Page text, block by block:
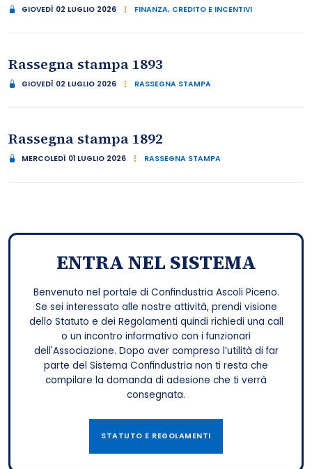
GIOVEDÌ 02 LUGLIO 2026 FINANZA, CREDITO E INCENTIVI
Rassegna stampa 1893
GIOVEDÌ 02 LUGLIO 2026 RASSEGNA STAMPA
Rassegna stampa 1892
MERCOLEDÌ 01 LUGLIO 2026 RASSEGNA STAMPA
ENTRA NEL SISTEMA
Benvenuto nel portale di Confindustria Ascoli Piceno.
Se sei interessato alle nostre attività, prendi visione
dello Statuto e dei Regolamenti quindi richiedi una call
o un incontro informativo con i funzionari
dell'Associazione. Dopo aver compreso l’utilità di far
parte del Sistema Confindustria non ti resta che
compilare la domanda di adesione che ti verrà
consegnata.
STATUTO E REGOLAMENTI